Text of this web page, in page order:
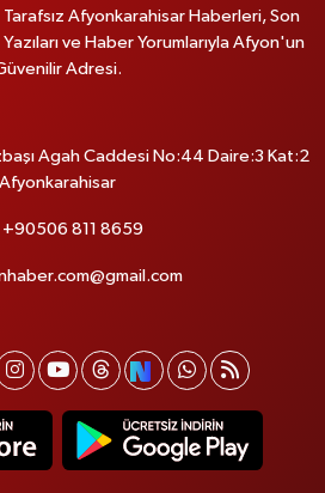
Afyonkarahisar Haberleri, Son
ve Haber Yorumlarıyla Afyon'un
Adresi.
Agah Caddesi No:44 Daire:3 Kat:2
Afyonkarahisar
+90506 811 8659